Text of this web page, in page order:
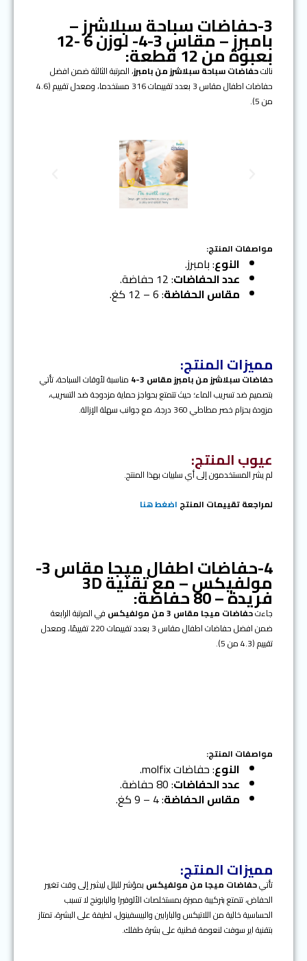
3-حفاضات سباحة سبلاشرز –بامبرز – مقاس 3-4- لوزن 6 -12 بعبوة من 12 قطعة:
نالتحفاضات سباحة سبلاشرز من بامبرز، المرتبة الثالثة ضمن افضل
حفاضات اطفال مقاس 3 بعدد تقييمات 316 مستخدما، ومعدل تقييم (4.6
من 5).
o
u
s
مواصفات المنتج:
النوع: بامبرز.
عدد الحفاضات: 12 حفاضة.
مقاس الحفاضة: 6 – 12 كغ.
مميزات المنتج:
حفاضات سبلاشرز من بامبرز مقاس 3-4
مناسبة لأوقات السباحة، تأتي
بتصميم ضد تسريب الماء؛ حيث تتمتع بحواجز حماية مزدوجة ضد التسريب،
مزودة بحزام خصر مطاطي 360 درجة، مع جوانب سهلة الإزالة.
عيوب المنتج:
لم يشر المستخدمون إلى أي سلبيات بهذا المنتج.
لمراجعة تقييمات المنتج اضغط هنا
4-حفاضات اطفال ميجا مقاس 3- مولفيكس – مع تقنية 3D فريدة – 80 حفاضة:
جاءتحفاضات ميجا مقاس 3 من مولفيكس
في المرتبة الرابعة
ضمن افضل حفاضات اطفال مقاس 3 بعدد تقييمات 220 تقييمًا، ومعدل
تقييم (4.3 من 5).
مواصفات المنتج:
النوع: حفاضات molfix.
عدد الحفاضات: 80 حفاضة.
مقاس الحفاضة: 4 – 9 كغ.
مميزات المنتج:
تأتيحفاضات ميجا من مولفيكس بمؤشر للبلل ليشير إلى وقت تغيير
الحفاض، تتمتع بتركيبة مميزة بمستخلصات الألوفيرا والبابونج لا تسبب
الحساسية خالية من اللاتيكس والبارابين والبيسفينول، لطيفة على البشرة، تمتاز
بتقنية اير سوفت لنعومة قطنية على بشرة طفلك.